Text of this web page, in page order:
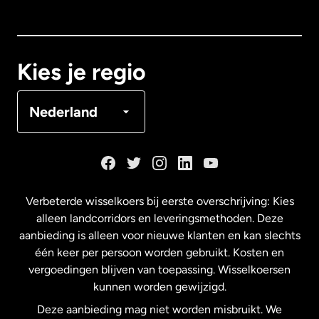
Kies je regio
Nederland
Maleisië
Nederland
Verbeterde wisselkoers bij eerste overschrijving: Kies
alleen landcorridors en leveringsmethoden. Deze
aanbieding is alleen voor nieuwe klanten en kan slechts
één keer per persoon worden gebruikt. Kosten en
vergoedingen blijven van toepassing. Wisselkoersen
kunnen worden gewijzigd.
Deze aanbieding mag niet worden misbruikt. We